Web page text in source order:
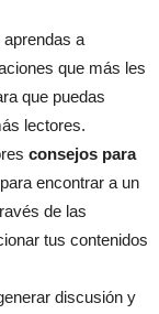
a
que más les
que puedas
lectores.
consejos para
encontrar a un
de las
tus contenidos
discusión y